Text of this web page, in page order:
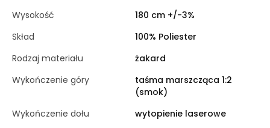
Wysokość
180 cm +/-3%
Skład
100% Poliester
Rodzaj materiału
żakard
Wykończenie góry
taśma marszcząca 1:2
(smok)
Wykończenie dołu
wytopienie laserowe